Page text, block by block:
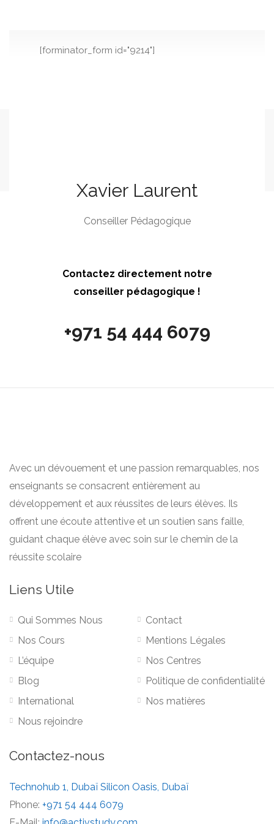
[forminator_form id="9214"]
Xavier Laurent
Conseiller Pédagogique
Contactez directement notre
conseiller pédagogique !
+971 54 444 6079
Avec un dévouement et une passion remarquables, nos
enseignants se consacrent entièrement au
développement et aux réussites de leurs élèves. Ils
offrent une écoute attentive et un soutien sans faille,
guidant chaque élève avec soin sur le chemin de la
réussite scolaire
Liens Utile
Qui Sommes Nous
Nos Cours
L’équipe
Blog
International
Nous rejoindre
Contact
Mentions Légales
Nos Centres
Politique de confidentialité
Nos matières
Contactez-nous
Technohub 1, Dubaï Silicon Oasis, Dubaï
Phone: +971 54 444 6079